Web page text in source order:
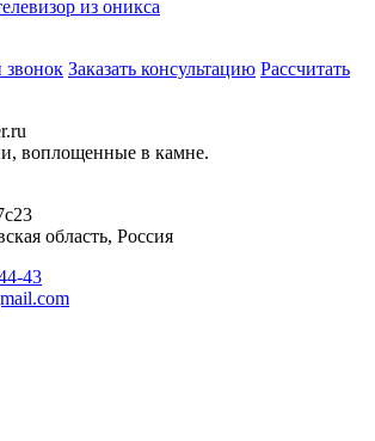
звонок Заказать консультацию Рассчитать
воплощенные в камне.
область, Россия
43